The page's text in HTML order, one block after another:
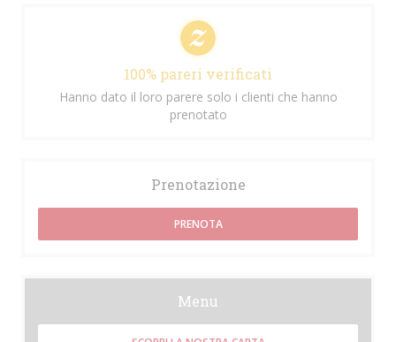
100% pareri verificati
Hanno dato il loro parere solo i clienti che hanno
prenotato
Prenotazione
PRENOTA
Menu